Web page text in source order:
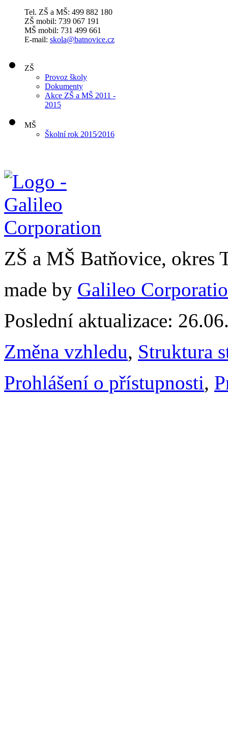
Tel. ZŠ a MŠ: 499 882 180
ZŠ mobil: 739 067 191
MŠ mobil: 731 499 661
E-mail: skola@batnovice.cz
ZŠ
Provoz školy
Dokumenty
Akce ZŠ a MŠ 2011 -
2015
MŠ
Školní rok 2015⁄2016
ZŠ a MŠ Batňovice, okres
made by Galileo
Poslední aktualizace:
Změna vzhledu, Struktura
Prohlášení o přístupnosti,